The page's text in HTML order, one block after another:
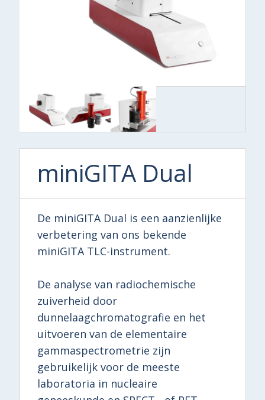
miniGITA Dual
De miniGITA Dual is een aanzienlijke
verbetering van ons bekende
miniGITA TLC-instrument.
De analyse van radiochemische
zuiverheid door
dunnelaagchromatografie en het
uitvoeren van de elementaire
gammaspectrometrie zijn
gebruikelijk voor de meeste
laboratoria in nucleaire